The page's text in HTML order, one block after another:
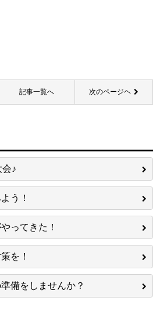
記事一覧へ 次のページヘ
♪
う！
ってきた！
を！
備をしませんか？